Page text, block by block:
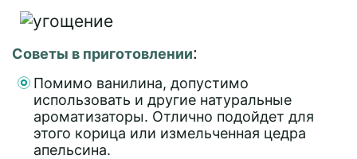
Советы в приготовлении:
Помимо ванилина, допустимо
использовать и другие натуральные
ароматизаторы. Отлично подойдет для
этого корица или измельченная цедра
апельсина.